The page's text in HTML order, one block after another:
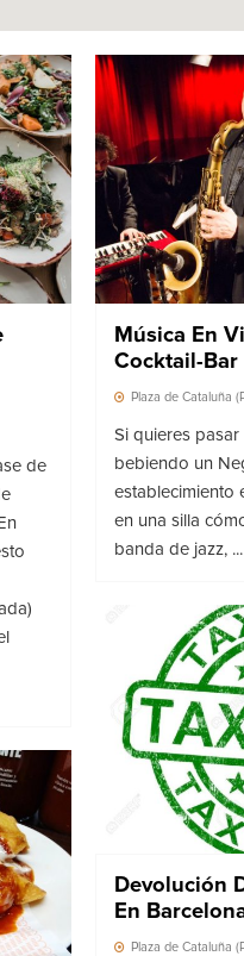
de
Música En
Cocktail-Bar
Plaza de Cataluña
Si quieres
bebiendo un
establecimiento
en una silla
banda de jazz, ...
Devolución
En
Plaza de Cataluña